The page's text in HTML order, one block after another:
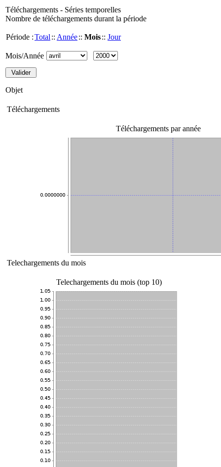
Téléchargements - Séries temporelles
Nombre de téléchargements durant la période
Période :Total :: Année:: Mois:: Jour
Mois/Année
Objet
Téléchargements
Téléchargements par année
Telechargements du mois
Telechargements du mois (top 10)